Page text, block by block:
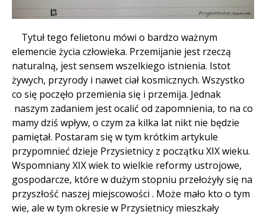
Treść
Tytuł tego felietonu mówi o bardzo ważnym
elemencie życia człowieka. Przemijanie jest rzeczą
naturalną, jest sensem wszelkiego istnienia. Istot
żywych, przyrody i nawet ciał kosmicznych. Wszystko
co się poczęło przemienia się i przemija. Jednak
naszym zadaniem jest ocalić od zapomnienia, to na co
mamy dziś wpływ, o czym za kilka lat nikt nie będzie
pamiętał. Postaram się w tym krótkim artykule
przypomnieć dzieje Przysietnicy z początku XIX wieku.
Wspomniany XIX wiek to wielkie reformy ustrojowe,
gospodarcze, które w dużym stopniu przełożyły się na
przyszłość naszej miejscowości . Może mało kto o tym
wie, ale w tym okresie w Przysietnicy mieszkały